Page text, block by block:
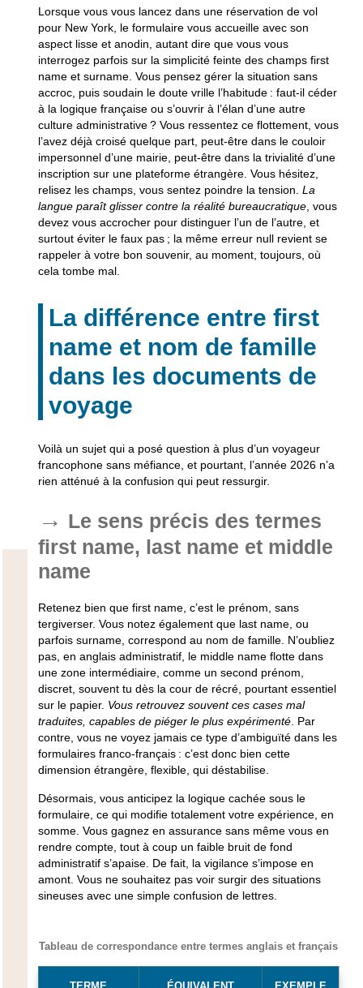
Lorsque vous vous lancez dans une réservation de vol
pour New York, le formulaire vous accueille avec son
aspect lisse et anodin, autant dire que vous vous
interrogez parfois sur la simplicité feinte des champs first
name et surname. Vous pensez gérer la situation sans
accroc, puis soudain le doute vrille l’habitude : faut-il céder
à la logique française ou s’ouvrir à l’élan d’une autre
culture administrative ? Vous ressentez ce flottement, vous
l’avez déjà croisé quelque part, peut-être dans le couloir
impersonnel d’une mairie, peut-être dans la trivialité d’une
inscription sur une plateforme étrangère. Vous hésitez,
relisez les champs, vous sentez poindre la tension. La
langue paraît glisser contre la réalité bureaucratique, vous
devez vous accrocher pour distinguer l’un de l’autre, et
surtout éviter le faux pas ; la même erreur null revient se
rappeler à votre bon souvenir, au moment, toujours, où
cela tombe mal.
La différence entre first
name et nom de famille
dans les documents de
voyage
Voilà un sujet qui a posé question à plus d’un voyageur
francophone sans méfiance, et pourtant, l’année 2026 n’a
rien atténué à la confusion qui peut ressurgir.
Le sens précis des termes
first name, last name et middle
name
Retenez bien que first name, c’est le prénom, sans
tergiverser. Vous notez également que last name, ou
parfois surname, correspond au nom de famille. N’oubliez
pas, en anglais administratif, le middle name flotte dans
une zone intermédiaire, comme un second prénom,
discret, souvent tu dès la cour de récré, pourtant essentiel
sur le papier. Vous retrouvez souvent ces cases mal
traduites, capables de piéger le plus expérimenté. Par
contre, vous ne voyez jamais ce type d’ambiguïté dans les
formulaires franco-français : c’est donc bien cette
dimension étrangère, flexible, qui déstabilise.
Désormais, vous anticipez la logique cachée sous le
formulaire, ce qui modifie totalement votre expérience, en
somme. Vous gagnez en assurance sans même vous en
rendre compte, tout à coup un faible bruit de fond
administratif s’apaise. De fait, la vigilance s’impose en
amont. Vous ne souhaitez pas voir surgir des situations
sineuses avec une simple confusion de lettres.
Tableau de correspondance entre termes anglais et français